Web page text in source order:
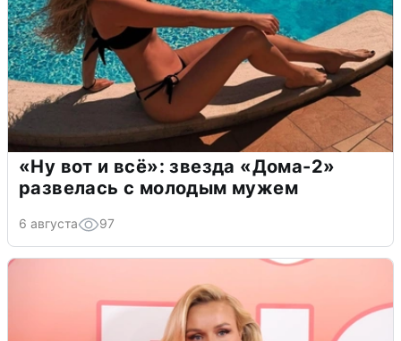
«Ну вот и всё»: звезда «Дома-2»
развелась с молодым мужем
6 августа 97